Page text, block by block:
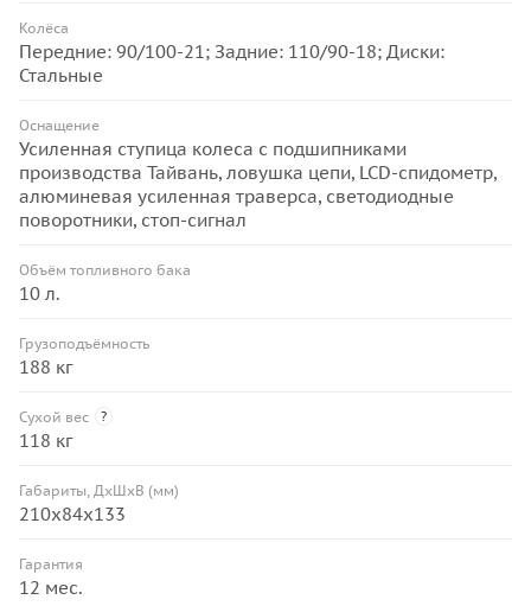
Колёса
Передние: 90/100-21; Задние: 110/90-18; Диски:
Стальные
Оснащение
Усиленная ступица колеса с подшипниками
производства Тайвань, ловушка цепи, LCD-спидометр,
алюминевая усиленная траверса, светодиодные
поворотники, стоп-сигнал
Объём топливного бака
10 л.
Грузоподъёмность
188 кг
Сухой вес ?
118 кг
Габариты, ДхШхВ (мм)
210х84х133
Гарантия
12 мес.